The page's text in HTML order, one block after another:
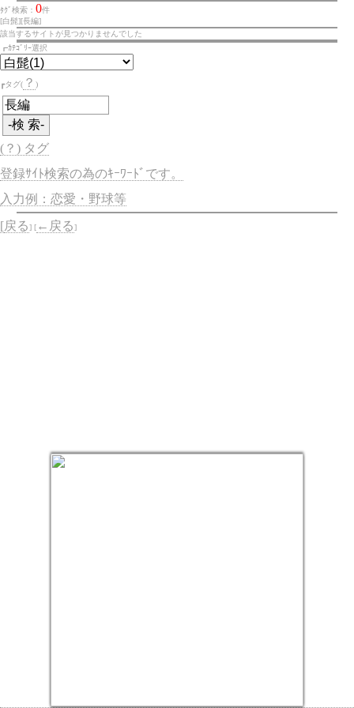
ﾀｸﾞ検索： 0件
[白髭][長編]
該当するサイトが見つかりませんでした
┏ｶﾃｺﾞﾘｰ選択
┏タグ( ？ )
(？) タグ
登録ｻｲﾄ検索の為のｷｰﾜｰﾄﾞです。
入力例：恋愛・野球等
[戻る] [ ←戻る]